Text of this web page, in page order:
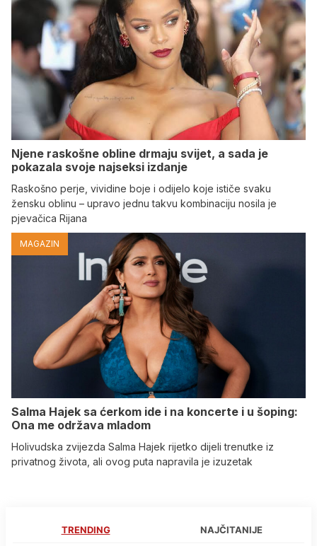
Njene raskošne obline drmaju svijet, a sada je
pokazala svoje najseksi izdanje
Raskošno perje, vividine boje i odijelo koje ističe svaku
žensku oblinu – upravo jednu takvu kombinaciju nosila je
pjevačica Rijana
MAGAZIN
Salma Hajek sa ćerkom ide i na koncerte i u šoping:
Ona me održava mladom
Holivudska zvijezda Salma Hajek rijetko dijeli trenutke iz
privatnog života, ali ovog puta napravila je izuzetak
TRENDING NAJČITANIJE